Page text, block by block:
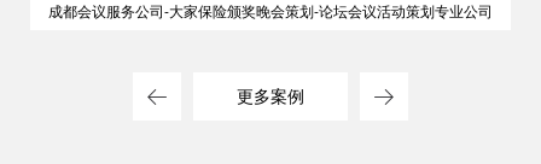
成都会议服务公司-大家保险颁奖晚会策划-论坛会议活动策划专业公司
更多案例